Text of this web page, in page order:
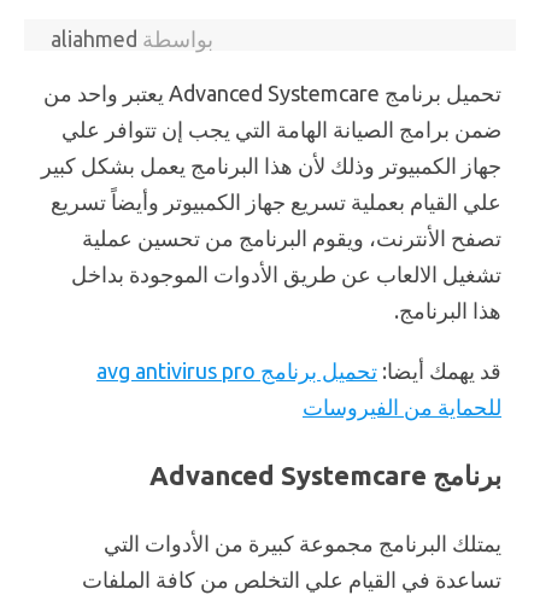
بواسطة aliahmed
تحميل برنامج Advanced Systemcare يعتبر واحد من
ضمن برامج الصيانة الهامة التي يجب إن تتوافر علي
جهاز الكمبيوتر وذلك لأن هذا البرنامج يعمل بشكل كبير
علي القيام بعملية تسريع جهاز الكمبيوتر وأيضاً تسريع
تصفح الأنترنت، ويقوم البرنامج من تحسين عملية
تشغيل الالعاب عن طريق الأدوات الموجودة بداخل
هذا البرنامج.
قد يهمك أيضا:
تحميل برنامج avg antivirus pro
للحماية من الفيروسات
برنامج Advanced Systemcare
يمتلك البرنامج مجموعة كبيرة من الأدوات التي
تساعدة في القيام علي التخلص من كافة الملفات